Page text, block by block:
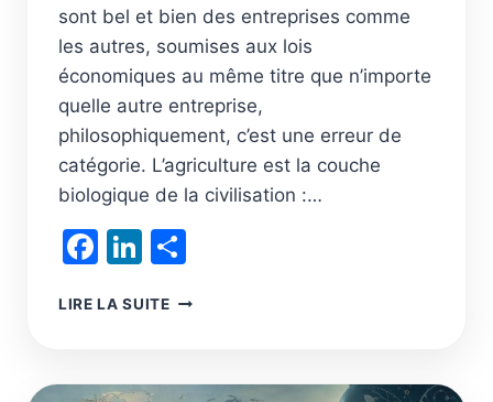
sont bel et bien des entreprises comme
les autres, soumises aux lois
économiques au même titre que n’importe
quelle autre entreprise,
philosophiquement, c’est une erreur de
catégorie. L’agriculture est la couche
biologique de la civilisation :…
Facebook
LinkedIn
LIRE LA SUITEAGRICULTURE
L’INDUSTRIELLE